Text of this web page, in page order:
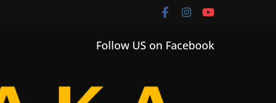
Follow US on Facebook